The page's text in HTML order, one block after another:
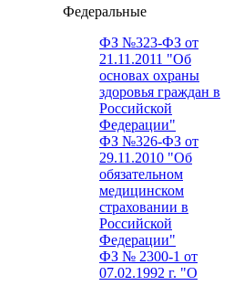
Федеральные
ФЗ №323-ФЗ от
21.11.2011 "Об
основах охраны
здоровья граждан в
Российской
Федерации"
ФЗ №326-ФЗ от
29.11.2010 "Об
обязательном
медицинском
страховании в
Российской
Федерации"
ФЗ № 2300-1 от
07.02.1992 г. "О